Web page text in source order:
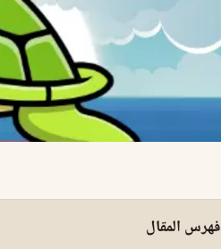
فهرس المقال